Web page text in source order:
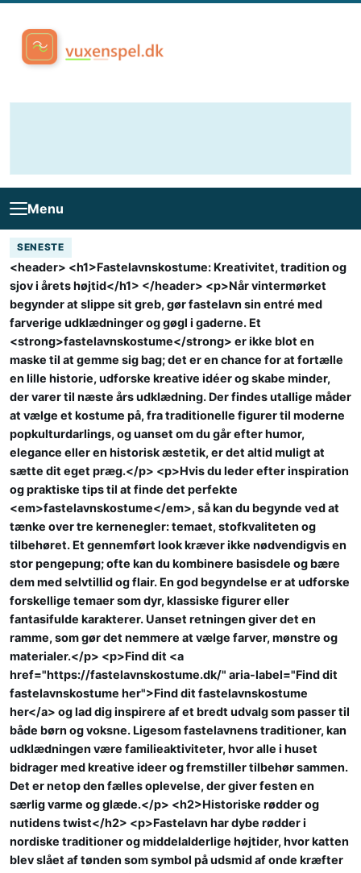
Menu
SENESTE
<header> <h1>Fastelavnskostume: Kreativitet, tradition og
sjov i årets højtid</h1> </header> <p>Når vintermørket
begynder at slippe sit greb, gør fastelavn sin entré med
farverige udklædninger og gøgl i gaderne. Et
<strong>fastelavnskostume</strong> er ikke blot en
maske til at gemme sig bag; det er en chance for at fortælle
en lille historie, udforske kreative idéer og skabe minder,
der varer til næste års udklædning. Der findes utallige måder
at vælge et kostume på, fra traditionelle figurer til moderne
popkulturdarlings, og uanset om du går efter humor,
elegance eller en historisk æstetik, er det altid muligt at
sætte dit eget præg.</p> <p>Hvis du leder efter inspiration
og praktiske tips til at finde det perfekte
<em>fastelavnskostume</em>, så kan du begynde ved at
tænke over tre kernenegler: temaet, stofkvaliteten og
tilbehøret. Et gennemført look kræver ikke nødvendigvis en
stor pengepung; ofte kan du kombinere basisdele og bære
dem med selvtillid og flair. En god begyndelse er at udforske
forskellige temaer som dyr, klassiske figurer eller
fantasifulde karakterer. Uanset retningen giver det en
ramme, som gør det nemmere at vælge farver, mønstre og
materialer.</p> <p>Find dit <a
href="https://fastelavnskostume.dk/" aria-label="Find dit
fastelavnskostume her">Find dit fastelavnskostume
her</a> og lad dig inspirere af et bredt udvalg som passer til
både børn og voksne. Ligesom fastelavnens traditioner, kan
udklædningen være familieaktiviteter, hvor alle i huset
bidrager med kreative ideer og fremstiller tilbehør sammen.
Det er netop den fælles oplevelse, der giver festen en
særlig varme og glæde.</p> <h2>Historiske rødder og
nutidens twist</h2> <p>Fastelavn har dybe rødder i
nordiske traditioner og middelalderlige højtider, hvor katten
blev slået af tønden som symbol på udsmid af onde kræfter